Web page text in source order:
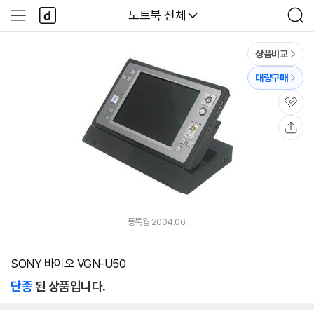
다나와
노트북 전체
검
색
사
이
다
나
와
상품비교
대량구매
관
심
등록월 2004.06.
SONY 바이오 VGN-U50
단종된 상품입니다.